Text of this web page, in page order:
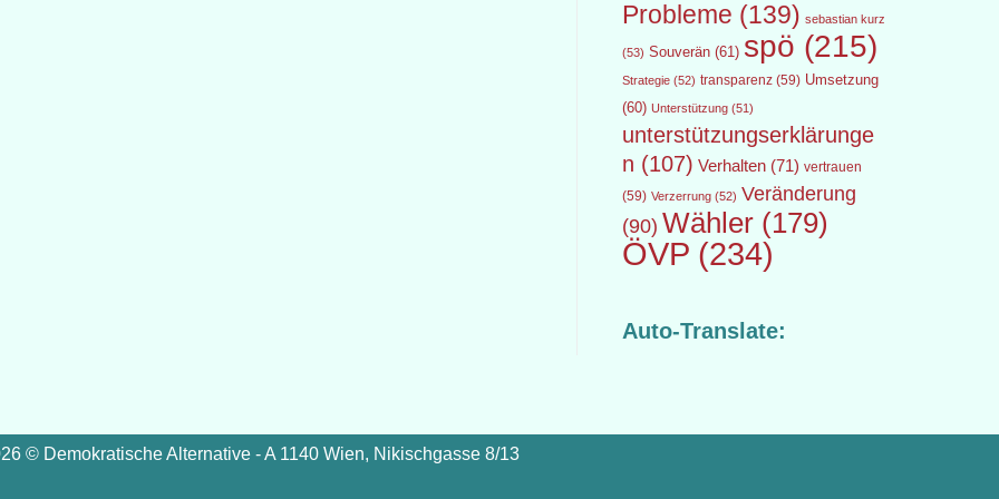
Probleme (139) sebastian kurz
(53) Souverän(61) spö (215)
Strategie(52) transparenz(59) Umsetzung
(60) Unterstützung(51)
unterstützungserklärunge
n (107) Verhalten(71) vertrauen
(59) Verzerrung(52) Veränderung
(90) Wähler(179)
ÖVP(234)
Auto-Translate:
© Demokratische Alternative - A 1140 Wien, Nikischgasse 8/13